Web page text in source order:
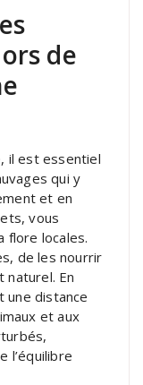
de
il est essentiel
qui y
et en
vous
flore locales.
de les nourrir
naturel. En
une distance
et aux
l’équilibre